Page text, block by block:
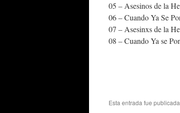
05 – Asesinos de la
06 – Cuando Ya Se
07 – Asesinxs de la
08 – Cuando Ya se
Esta entrada fue